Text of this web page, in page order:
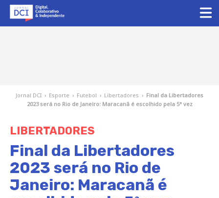
Jornal DCI › Esporte › Futebol › Libertadores › Final da Libertadores
2023 será no Rio de Janeiro: Maracanã é escolhido pela 5ª vez
LIBERTADORES
Final da Libertadores
2023 será no Rio de
Janeiro: Maracanã é